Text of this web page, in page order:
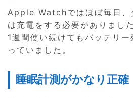
Apple Watchではほぼ毎日、
は充電をする必要がありま
1週間使い続けてもバッテリ
っていました。
睡眠計測がかなり正確